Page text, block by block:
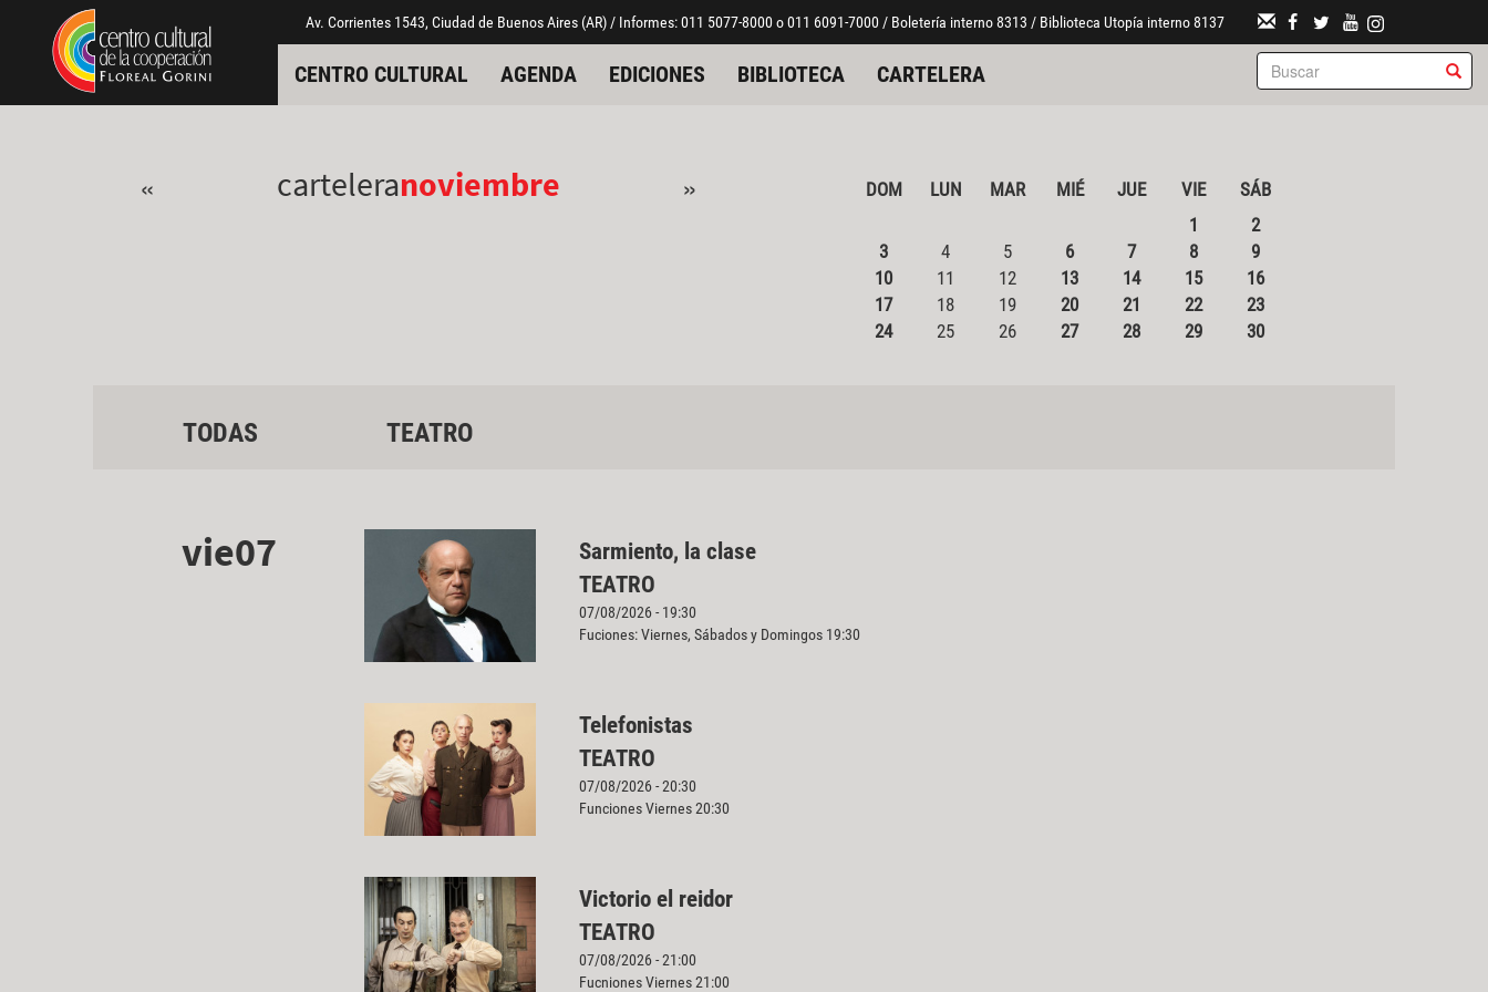
Pasar al contenido principal
Jump to main content Av. Corrientes 1543, Ciudad de Buenos Aires (AR) / Informes: 011 5077-8000 o 011 6091-7000 / Boletería interno 8313 / Biblioteca Utopía interno 8137
CENTRO CULTURAL AGENDA EDICIONES BIBLIOTECA CARTELERA
« carteleranoviembre » DOM LUN MAR MIÉ JUE VIE
SÁB
1
2
3
4 5 6 7 8
9
10
11 12 13 14 15
16
17
18 19 20 21 22
23
24
25 26 27 28 29 30
TODAS TEATRO
vie07
Sarmiento, la clase
TEATRO
07/08/2026 - 19:30
Fuciones: Viernes, Sábados y Domingos 19:30
Telefonistas
TEATRO
07/08/2026 - 20:30
Funciones Viernes 20:30
Victorio el reidor
TEATRO
07/08/2026 - 21:00
Fucniones Viernes 21:00